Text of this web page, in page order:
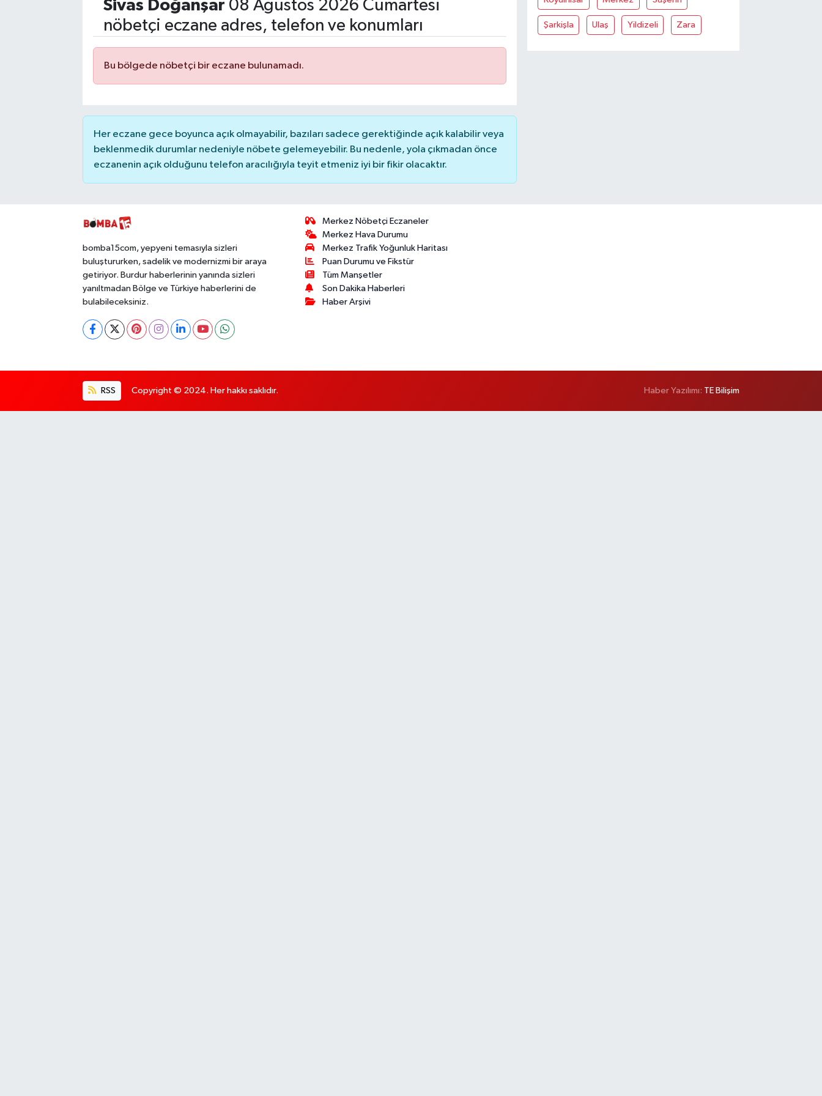
Sivas Doğanşar 08 Ağustos 2026 Cumartesi
nöbetçi eczane adres, telefon ve konumları
Bu bölgede nöbetçi bir eczane bulunamadı.
Her eczane gece boyunca açık olmayabilir, bazıları sadece gerektiğinde açık kalabilir veya
beklenmedik durumlar nedeniyle nöbete gelemeyebilir. Bu nedenle, yola çıkmadan önce
eczanenin açık olduğunu telefon aracılığıyla teyit etmeniz iyi bir fikir olacaktır.
Şarkişla Ulaş Yildizeli Zara
bomba15com, yepyeni temasıyla sizleri
buluştururken, sadelik ve modernizmi bir araya
getiriyor. Burdur haberlerinin yanında sizleri
yanıltmadan Bölge ve Türkiye haberlerini de
bulabileceksiniz.
Merkez Nöbetçi Eczaneler
Merkez Hava Durumu
Merkez Trafik Yoğunluk Haritası
Puan Durumu ve Fikstür
Tüm Manşetler
Son Dakika Haberleri
Haber Arşivi
RSS Copyright © 2024. Her hakkı saklıdır. Haber Yazılımı: TE Bilişim